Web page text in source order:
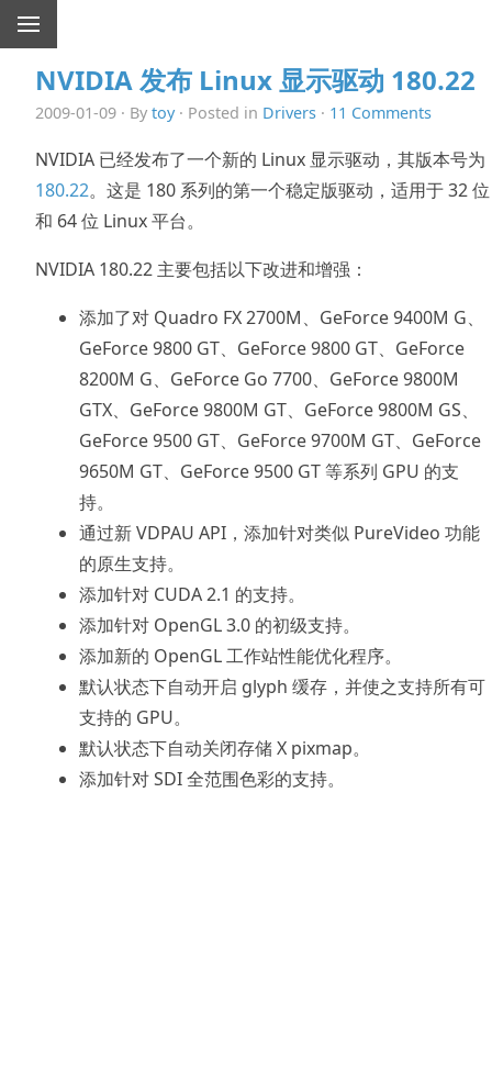
NVIDIA 发布 Linux 显示驱动 180.22
2009-01-09 · By toy· Posted in Drivers · 11 Comments
NVIDIA 已经发布了一个新的 Linux 显示驱动，其版本号为
180.22。这是 180 系列的第一个稳定版驱动，适用于 32 位
和 64 位 Linux 平台。
NVIDIA 180.22 主要包括以下改进和增强：
添加了对 Quadro FX 2700M、GeForce 9400M G、
GeForce 9800 GT、GeForce 9800 GT、GeForce
8200M G、GeForce Go 7700、GeForce 9800M
GTX、GeForce 9800M GT、GeForce 9800M GS、
GeForce 9500 GT、GeForce 9700M GT、GeForce
9650M GT、GeForce 9500 GT 等系列 GPU 的支
持。
通过新 VDPAU API，添加针对类似 PureVideo 功能
的原生支持。
添加针对 CUDA 2.1 的支持。
添加针对 OpenGL 3.0 的初级支持。
添加新的 OpenGL 工作站性能优化程序。
默认状态下自动开启 glyph 缓存，并使之支持所有可
支持的 GPU。
默认状态下自动关闭存储 X pixmap。
添加针对 SDI 全范围色彩的支持。